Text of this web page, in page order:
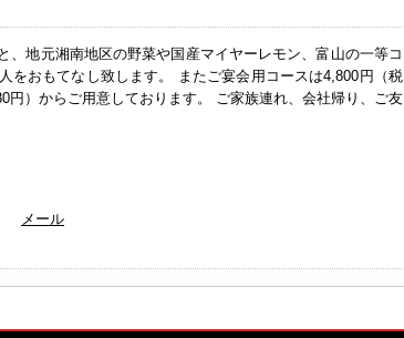
地元湘南地区の野菜や国産マイヤーレモン、富山の一等コ
をおもてなし致します。 またご宴会用コースは4,800円（税
円）からご用意しております。 ご家族連れ、会社帰り、ご友
メール